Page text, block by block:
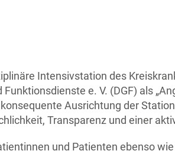
Intensivstation des
e. V. (DGF) als
Ausrichtung der
Transparenz und einer
und Patienten ebenso